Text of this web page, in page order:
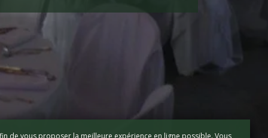
de vous proposer la meilleure expérience en ligne possible. Vous